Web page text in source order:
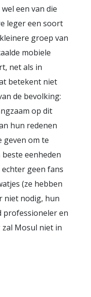
een van die
leger een soort
groep van
mobiele
net als in
betekent niet
de bevolking:
op dit
hun redenen
geven om te
eenheden
geen fans
(ze hebben
niet nodig, hun
professioneler en
Mosul niet in